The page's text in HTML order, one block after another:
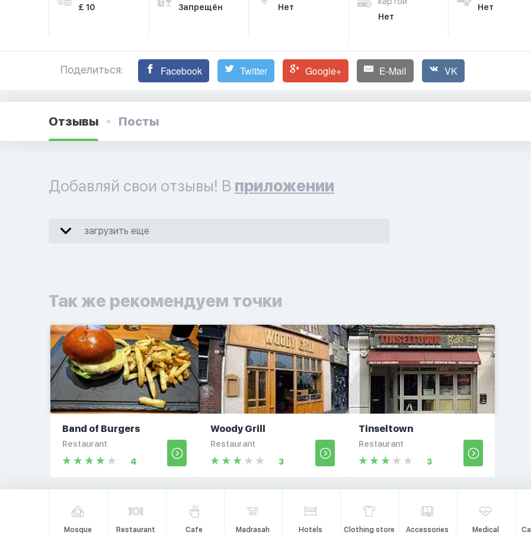
£ 10
Запрещён
Нет
Нет
Нет
Поделиться: Facebook Twitter Google+ E-Mail VK
Отзывы Посты
Добавляй свои отзывы! В приложении
загрузить еще
Так же рекомендуем точки
Band of Burgers
Restaurant
4
Woody Grill
Restaurant
3
Tinseltown
Restaurant
3
Mosque Restaurant Cafe Madrasah Hotels Clothing store Accessories Medical